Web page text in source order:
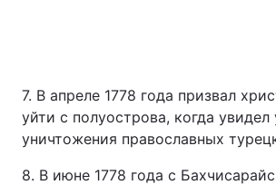
7. В апреле 1778 года призвал
уйти с полуострова, когда увидел
уничтожения православных
8. В июне 1778 года с